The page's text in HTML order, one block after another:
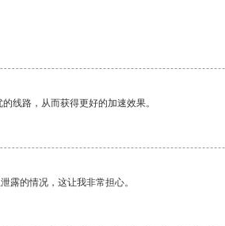
线路，从而获得更好的加速效果。
露的情况，这让我非常担心。